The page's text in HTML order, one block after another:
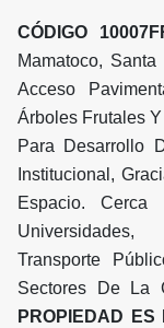
CÓDIGO
Mamatoco,
Acceso
Árboles Frutales
Para Desarrollo
Institucional,
Espacio. Cerca
Universidades,
Transporte
Sectores De La
PROPIEDAD